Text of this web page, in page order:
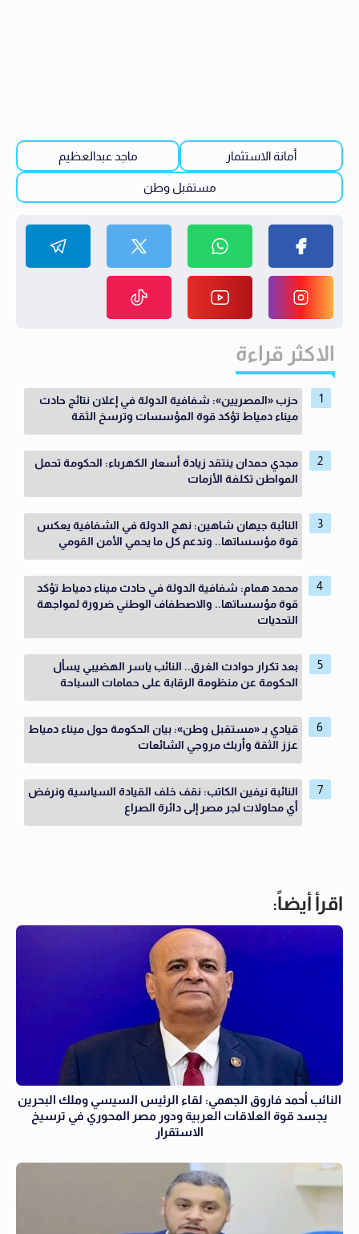
أمانة الاستثمار ماجد عبدالعظيم
مستقبل وطن
الاكثر قراءة
حزب «المصريين»: شفافية الدولة في إعلان نتائج حادث
ميناء دمياط تؤكد قوة المؤسسات وترسخ الثقة
مجدي حمدان ينتقد زيادة أسعار الكهرباء: الحكومة تحمل
المواطن تكلفة الأزمات
النائبة جيهان شاهين: نهج الدولة في الشفافية يعكس
قوة مؤسساتها.. وندعم كل ما يحمي الأمن القومي
محمد همام: شفافية الدولة في حادث ميناء دمياط تؤكد
قوة مؤسساتها.. والاصطفاف الوطني ضرورة لمواجهة
التحديات
بعد تكرار حوادث الغرق.. النائب ياسر الهضيبي يسأل
الحكومة عن منظومة الرقابة على حمامات السباحة
قيادي بـ «مستقبل وطن»: بيان الحكومة حول ميناء دمياط
عزز الثقة وأربك مروجي الشائعات
النائبة نيفين الكاتب: نقف خلف القيادة السياسية ونرفض
أي محاولات لجر مصر إلى دائرة الصراع
اقرأ أيضاً:
النائب أحمد فاروق الجهمي: لقاء الرئيس السيسي وملك البحرين
يجسد قوة العلاقات العربية ودور مصر المحوري في ترسيخ
الاستقرار